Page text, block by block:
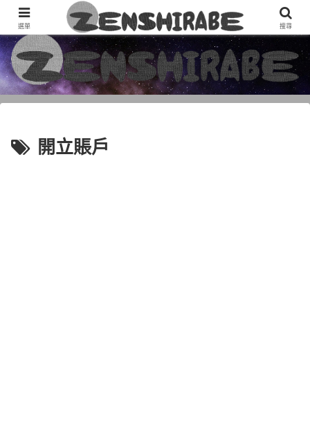
基於“我想知道並且想知道”的“ ZENSHIRABE =好的研究”的信息網站
開立賬戶
選單 搜尋